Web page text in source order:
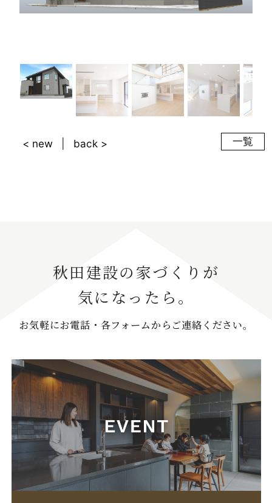
一覧
< new back >
秋田建設の家づくりが
気になったら。
お気軽にお電話・各フォームからご連絡ください。